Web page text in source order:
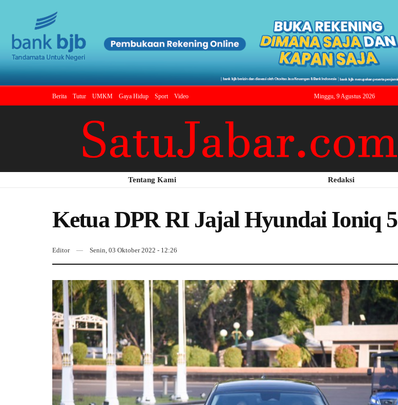
Berita Tutur UMKM Gaya Hidup Sport Video Minggu, 9 Agustus 2026
Tentang Kami Redaksi
Ketua DPR RI Jajal Hyundai Ioniq 5
Editor Senin, 03 Oktober 2022 - 12:26